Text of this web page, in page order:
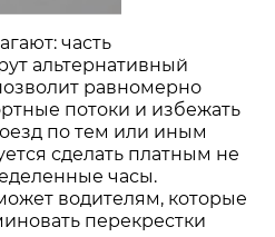
часть
альтернативный
равномерно
потоки и избежать
по тем или иным
сделать платным не
часы.
водителям, которые
перекрестки